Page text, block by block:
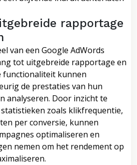
rapportage
van een Google AdWords
tot uitgebreide rapportage en
functionaliteit kunnen
de prestaties van hun
analyseren. Door inzicht te
zoals klikfrequentie,
per conversie, kunnen
optimaliseren en
nemen om het rendement op